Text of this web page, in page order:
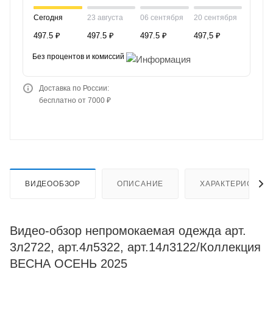
Сегодня
497.5 ₽
23 августа
497.5 ₽
06 сентября
497.5 ₽
20 сентября
497,5 ₽
Без процентов и комиссий
Доставка по России:
бесплатно от 7000 ₽
ВИДЕООБЗОР ОПИСАНИЕ
Видео-обзор непромокаемая одежда арт.
3л2722, арт.4л5322, арт.14л3122/Коллекция
ВЕСНА ОСЕНЬ 2025